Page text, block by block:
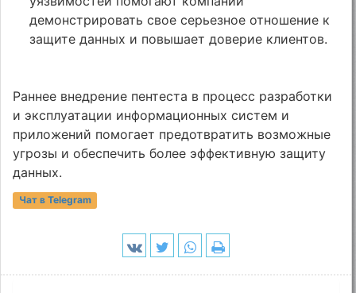
демонстрировать свое серьезное отношение к
защите данных и повышает доверие клиентов.
Раннее внедрение пентеста в процесс разработки
и эксплуатации информационных систем и
приложений помогает предотвратить возможные
угрозы и обеспечить более эффективную защиту
данных.
Чат в Telegram